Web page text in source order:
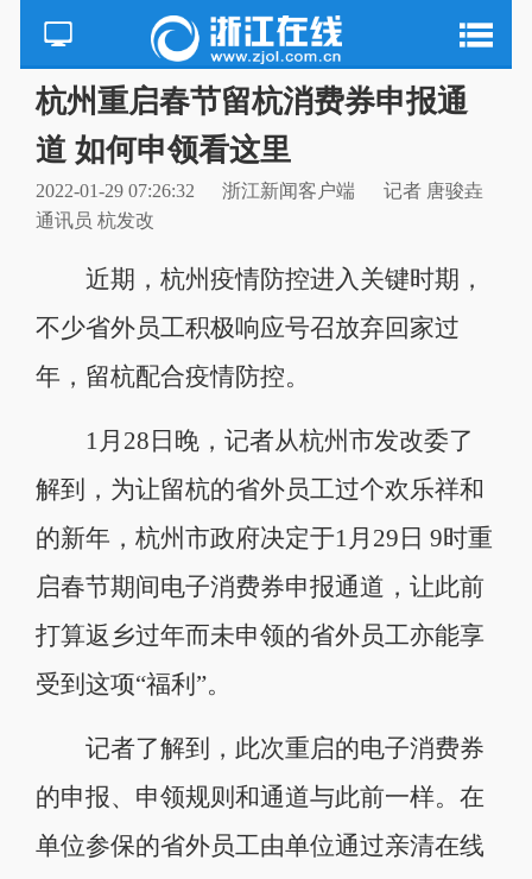
杭州重启春节留杭消费券申报通
道 如何申领看这里
2022-01-29 07:26:32 浙江新闻客户端
记者 唐骏垚
通讯员 杭发改
近期，杭州疫情防控进入关键时期，
不少省外员工积极响应号召放弃回家过
年，留杭配合疫情防控。
1月28日晚，记者从杭州市发改委了
解到，为让留杭的省外员工过个欢乐祥和
的新年，杭州市政府决定于1月29日 9时重
启春节期间电子消费券申报通道，让此前
打算返乡过年而未申领的省外员工亦能享
受到这项“福利”。
记者了解到，此次重启的电子消费券
的申报、申领规则和通道与此前一样。在
单位参保的省外员工由单位通过亲清在线